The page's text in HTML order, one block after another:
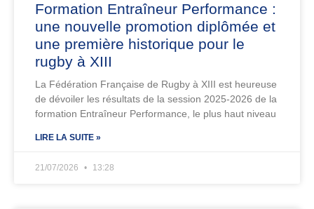
Formation Entraîneur Performance :
une nouvelle promotion diplômée et
une première historique pour le
rugby à XIII
La Fédération Française de Rugby à XIII est heureuse
de dévoiler les résultats de la session 2025-2026 de la
formation Entraîneur Performance, le plus haut niveau
LIRE LA SUITE »
21/07/2026 13:28